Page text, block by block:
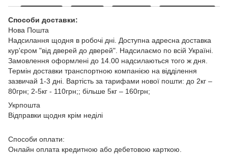
Способи доставки:
Нова Пошта
Надсилання щодня в робочі дні. Доступна адресна доставка
кур'єром "від дверей до дверей". Надсилаємо по всій Україні.
Замовлення оформлені до 14.00 надсилаються того ж дня.
Термін доставки транспортною компанією на відділення
зазвичай 1-3 дні. Вартість за тарифами нової пошти: до 2кг –
80грн; 2-5кг - 110грн;; більше 5кг – 160грн;
Укрпошта
Відправки щодня крім неділі
Способи оплати:
Онлайн оплата кредитною або дебетовою карткою.